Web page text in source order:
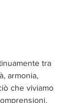
tra
armonia,
che viviamo